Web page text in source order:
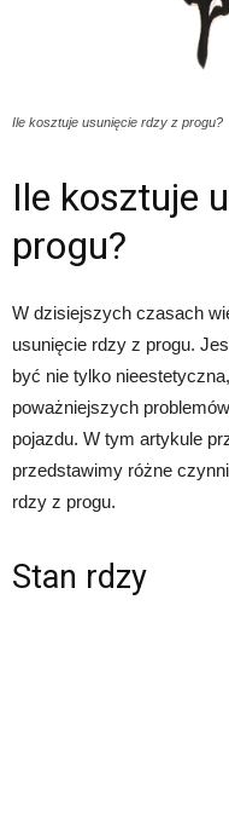
Ile kosztuje usunięcie rdzy z progu?
Ile kosztuje
progu?
W dzisiejszych czasach
usunięcie rdzy z progu.
być nie tylko
poważniejszych
pojazdu. W tym artykule
przedstawimy różne
rdzy z progu.
Stan rdzy